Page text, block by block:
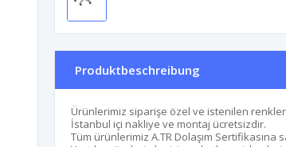
Produktbeschreibung
Ürünlerimiz siparişe özel ve istenilen
İstanbul içi nakliye ve montaj ücretsizdir.
Tüm ürünlerimiz A.TR Dolaşım Sertifikasına